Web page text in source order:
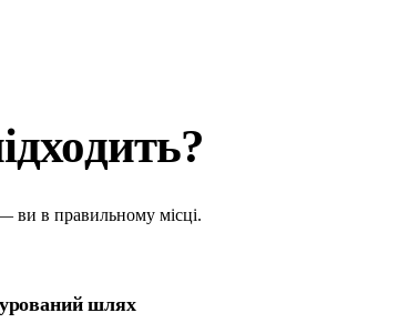
ви в правильному місці.
шлях